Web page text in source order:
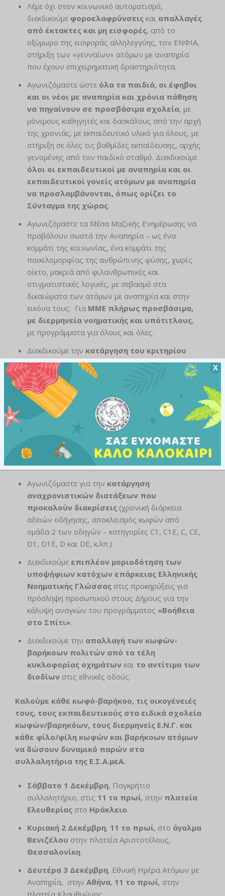
Λέμε όχι στον κοινωνικό αυτοματισμό,
διεκδικούμε φοροελαφρύνσεις και απαλλαγές
από έκτακτες και μη εισφορές, από το
οξύμωρο της εισφοράς αλληλεγγύης, τον ΕΝΦΙΑ,
στήριξη των «γενναίων» ατόμων με αναπηρία
που έχουν επιχειρηματική δραστηριότητα.
Αγωνιζόμαστε ώστε όλα τα παιδιά, οι έφηβοι
και οι νέοι με αναπηρία και χρόνια πάθηση
να πηγαίνουν σε προσβάσιμα σχολεία, με
μόνιμους καθηγητές και δασκάλους από την αρχή
της χρονιάς, με εκπαιδευτικό υλικό για όλους, με
στήριξη σε όλες τις βαθμίδες εκπαίδευσης, αρχής
γενομένης από τον παιδικό σταθμό. Διεκδικούμε
όλοι οι εκπαιδευτικοί με αναπηρία και οι
εκπαιδευτικοί γονείς ατόμων με αναπηρία
να προσλαμβάνονται, όπως ορίζει το
Σύνταγμα της χώρας.
Αγωνιζόμαστε τα Μέσα Μαζικής Ενημέρωσης να
προβάλουν σωστά την Αναπηρία – ως ένα
κομμάτι της κοινωνίας, ένα κομμάτι της
ποικιλομορφίας της ανθρώπινης φύσης, χωρίς
οίκτο, μακριά από φιλανθρωπικές και
στιγματιστικές λογικές, με σεβασμό στα
δικαιώματα των ατόμων με αναπηρία και στην
εικόνα τους. Για ΜΜΕ πλήρως προσβάσιμα,
με διερμηνεία νοηματικής και υπότιτλους,
με προγράμματα για όλους και όλες.
Διεκδικούμε την κατάργηση του κριτηρίου
ξένης γλώσσας από τις προκηρύξεις
πρόσληψης στον δημόσιο τομέα για τα
κωφά-βαρήκοα άτομα
Διεκδικούμε την
πλήρη κάλυψη κόστους
αγοράς ακουστικών βαρηκοΐας, τεχνικών
βοηθημάτων, θεραπευτικών συσκευών και
αναλώσιμων υλικών, καθώς και
αντικατάσταση των ακουστικών βαρηκοΐας
κάθε δύο (2) χρόνια.
Αγωνιζόμαστε για την κατάργηση
αναχρονιστικών διατάξεων που
προκαλούν διακρίσεις (χρονική διάρκεια
αδειών οδήγησης, αποκλεισμός κωφών από
ομάδα 2 των οδηγών – κατηγορίες C1, C1E, C, CE,
D1, D1E, D και DE, κ.λπ.).
Διεκδικούμε επιπλέον μοριοδότηση των
υποψήφιων κατόχων επάρκειας Ελληνικής
Νοηματικής Γλώσσας στις προκηρύξεις για
πρόσληψη προσωπικού στους Δήμους για την
κάλυψη αναγκών του προγράμματος «Βοήθεια
στο Σπίτι».
Διεκδικούμε την απαλλαγή των κωφών-
βαρήκοων πολιτών από τα τέλη
κυκλοφορίας οχημάτων και το αντίτιμο των
διοδίων στις εθνικές οδούς.
Καλούμε κάθε κωφό-βαρήκοο, τις οικογένειές
τους, τους εκπαιδευτικούς στα ειδικά σχολεία
κωφών/βαρηκόων, τους διερμηνείς Ε.Ν.Γ. και
κάθε φίλο/φίλη κωφών και βαρήκοων ατόμων
να δώσουν δυναμικό παρών στα
συλλαλητήρια της Ε.Σ.Α.μεΑ.:
Σάββατο 1 Δεκέμβρη, Παγκρήτιο
συλλαλητήριο, στις 11 το πρωί, στην πλατεία
Ελευθερίας στο Ηράκλειο.
Κυριακή 2 Δεκέμβρη, 11 το πρωί, στο άγαλμα
Βενιζέλου στην πλατεία Αριστοτέλους,
Θεσσαλονίκη.
Δευτέρα 3 Δεκέμβρη, Εθνική Ημέρα Ατόμων με
Αναπηρία, στην Αθήνα, 11 το πρωί, στην
πλατεία Κλαυθμώνος.
Χ